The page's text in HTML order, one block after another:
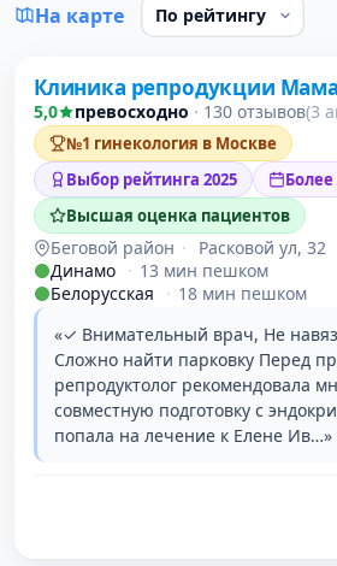
На карте
Проверено давно
1 место в
Клиника репродукции Мама
5,0 превосходно · 130 отзывов(3
№1 гинекология в Москве
Выбор рейтинга 2025
Высшая оценка пациентов
Беговой район ·
Расковой ул, 32
Динамо · 13 мин пешком
Белорусская
· 18 мин пешком
«✓ Внимательный врач, Не
Сложно найти парковку Перед
репродуктолог рекомендовала
совместную подготовку с
попала на лечение к Елене Ив…»